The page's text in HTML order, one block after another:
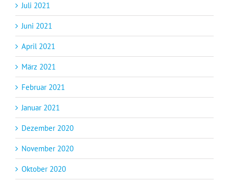
Juli 2021
Juni 2021
April 2021
März 2021
Februar 2021
Januar 2021
Dezember 2020
November 2020
Oktober 2020